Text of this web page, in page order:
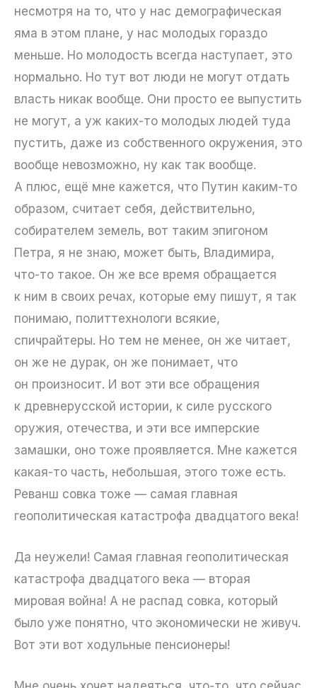
несмотря на то, что у нас демографическая
яма в этом плане, у нас молодых гораздо
меньше. Но молодость всегда наступает, это
нормально. Но тут вот люди не могут отдать
власть никак вообще. Они просто ее выпустить
не могут, а уж каких-то молодых людей туда
пустить, даже из собственного окружения, это
вообще невозможно, ну как так вообще.
А плюс, ещё мне кажется, что Путин каким-то
образом, считает себя, действительно,
собирателем земель, вот таким эпигоном
Петра, я не знаю, может быть, Владимира,
что-то такое. Он же все время обращается
к ним в своих речах, которые ему пишут, я так
понимаю, политтехнологи всякие,
спичрайтеры. Но тем не менее, он же читает,
он же не дурак, он же понимает, что
он произносит. И вот эти все обращения
к древнерусской истории, к силе русского
оружия, отечества, и эти все имперские
замашки, оно тоже проявляется. Мне кажется
какая-то часть, небольшая, этого тоже есть.
Реванш совка тоже — самая главная
геополитическая катастрофа двадцатого века!
Да неужели! Самая главная геополитическая
катастрофа двадцатого века — вторая
мировая война! А не распад совка, который
было уже понятно, что экономически не живуч.
Вот эти вот ходульные пенсионеры!